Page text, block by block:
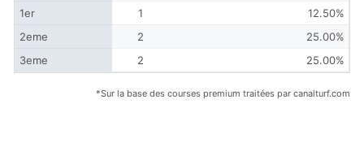
1er
1
12.50%
2eme
2
25.00%
3eme
2 25.00%
*Sur la base des courses premium traitées par canalturf.com